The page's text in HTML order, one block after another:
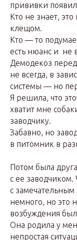
прививки
Кто не знает,
клещом.
Кто — то
есть нюанс и не
Демодекоз
не всегда, в
системы — но
Я решила, что
хватит мне
заводчику.
Забавно, но
в питомник в
Потом была
с ее заводчиком.
с замечательным
немного, но это
возбуждения
Она родила у
непростая